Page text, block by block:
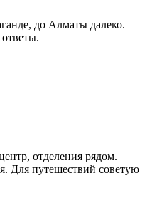
до Алматы далеко.
отделения рядом.
Для путешествий советую